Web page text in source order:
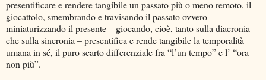
presentificare e rendere tangibile un passato più o meno remoto, il
giocattolo, smembrando e travisando il passato ovvero
miniaturizzando il presente – giocando, cioè, tanto sulla diacronia
che sulla sincronia – presentifica e rende tangibile la temporalità
umana in sé, il puro scarto differenziale fra “l’un tempo” e l’ “ora
non più”.